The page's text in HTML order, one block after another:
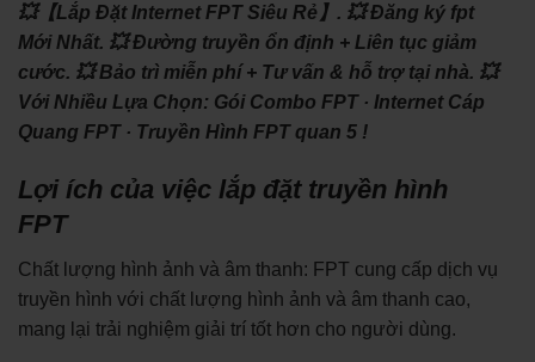
💥【Lắp Đặt Internet FPT Siêu Rẻ】. 💥 Đăng ký fpt
Mới Nhất. 💥 Đường truyền ổn định + Liên tục giảm
cước. 💥 Bảo trì miễn phí + Tư vấn & hỗ trợ tại nhà. 💥
Với Nhiều Lựa Chọn: ‎Gói Combo FPT · ‎Internet Cáp
Quang FPT · ‎Truyền Hình FPT quan 5 !
Lợi ích của việc lắp đặt truyền hình
FPT
Chất lượng hình ảnh và âm thanh: FPT cung cấp dịch vụ
truyền hình với chất lượng hình ảnh và âm thanh cao,
mang lại trải nghiệm giải trí tốt hơn cho người dùng.